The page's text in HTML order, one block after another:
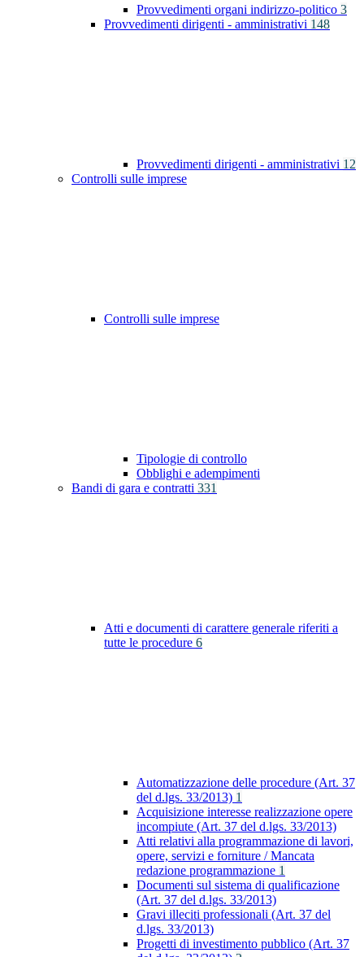
Provvedimenti organi indirizzo-politico 3
Provvedimenti dirigenti - amministrativi 148
Provvedimenti dirigenti - amministrativi 12
Controlli sulle imprese
Controlli sulle imprese
Tipologie di controllo
Obblighi e adempimenti
Bandi di gara e contratti 331
Atti e documenti di carattere generale riferiti a
tutte le procedure 6
Automatizzazione delle procedure (Art. 37
del d.lgs. 33/2013) 1
Acquisizione interesse realizzazione opere
incompiute (Art. 37 del d.lgs. 33/2013)
Atti relativi alla programmazione di lavori,
opere, servizi e forniture / Mancata
redazione programmazione 1
Documenti sul sistema di qualificazione
(Art. 37 del d.lgs. 33/2013)
Gravi illeciti professionali (Art. 37 del
d.lgs. 33/2013)
Progetti di investimento pubblico (Art. 37